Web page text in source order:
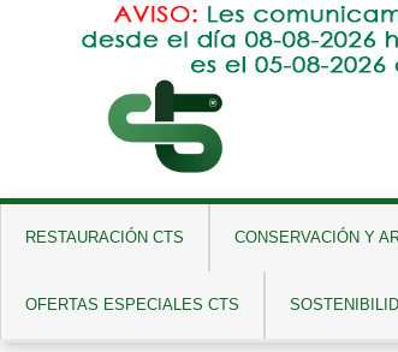
RESTAURACIÓN CTS CONSERVACIÓN Y
OFERTAS ESPECIALES CTS